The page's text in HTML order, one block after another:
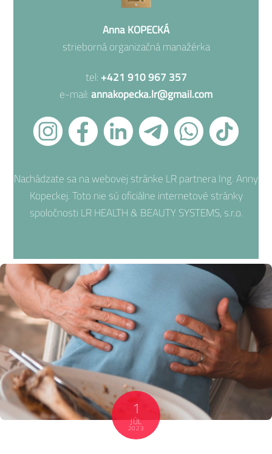
Anna KOPECKÁ
strieborná organizačná manažérka
tel: +421 910 967 357
e-mail:annakopecka.lr@gmail.com
Nachádzate sa na webovej stránke LR partnera Ing. Anny
Kopeckej. Toto nie sú oficiálne internetové stránky
spoločnosti LR HEALTH & BEAUTY SYSTEMS, s.r.o.
1
JÚL
2023